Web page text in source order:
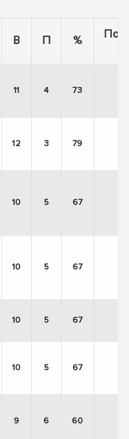
В П %
11 4 73
12 3 79
10 5 67
10 5 67
10 5 67
10 5 67
9 6 60